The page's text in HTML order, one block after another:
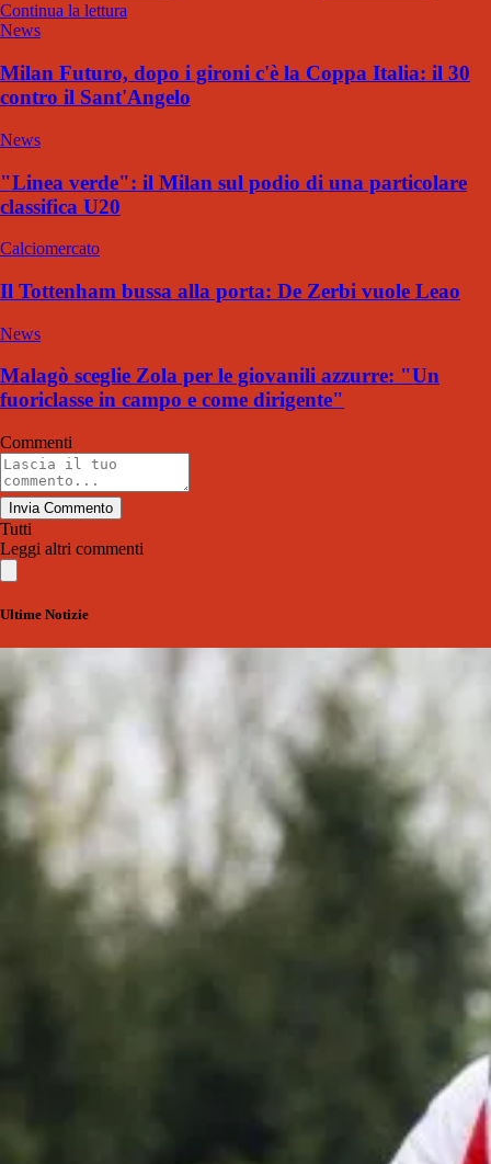
Continua la lettura
News
Milan Futuro, dopo i gironi c'è la Coppa Italia: il 30
contro il Sant'Angelo
News
"Linea verde": il Milan sul podio di una particolare
classifica U20
Calciomercato
Il Tottenham bussa alla porta: De Zerbi vuole Leao
News
Malagò sceglie Zola per le giovanili azzurre: "Un
fuoriclasse in campo e come dirigente"
Commenti
Invia Commento
Tutti
Leggi altri commenti
Ultime Notizie